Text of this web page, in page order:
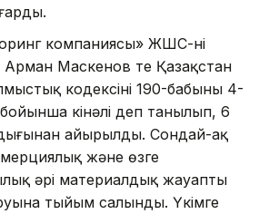
компаниясы» ЖШС-нің
Маскенов те Қазақстан
кодексінің 190-бабының 4-
бойынша кінәлі деп танылып, 6
айырылды. Сондай-ақ
және өзге
әрі материалдық жауапты
тыйым салынды. Үкімге